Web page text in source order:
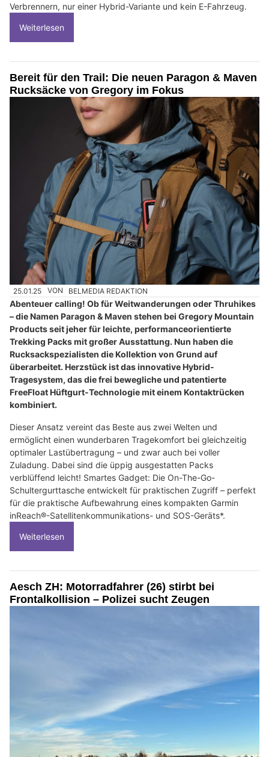
Verbrennern, nur einer Hybrid-Variante und kein E-Fahrzeug.
Weiterlesen
Bereit für den Trail: Die neuen Paragon & Maven
Rucksäcke von Gregory im Fokus
25.01.25 VON BELMEDIA REDAKTION
Abenteuer calling! Ob für Weitwanderungen oder Thruhikes
– die Namen Paragon & Maven stehen bei Gregory Mountain
Products seit jeher für leichte, performanceorientierte
Trekking Packs mit großer Ausstattung. Nun haben die
Rucksackspezialisten die Kollektion von Grund auf
überarbeitet. Herzstück ist das innovative Hybrid-
Tragesystem, das die frei bewegliche und patentierte
FreeFloat Hüftgurt-Technologie mit einem Kontaktrücken
kombiniert.
Dieser Ansatz vereint das Beste aus zwei Welten und
ermöglicht einen wunderbaren Tragekomfort bei gleichzeitig
optimaler Lastübertragung – und zwar auch bei voller
Zuladung. Dabei sind die üppig ausgestatten Packs
verblüffend leicht! Smartes Gadget: Die On-The-Go-
Schultergurttasche entwickelt für praktischen Zugriff – perfekt
für die praktische Aufbewahrung eines kompakten Garmin
inReach®-Satellitenkommunikations- und SOS-Geräts*.
Weiterlesen
Aesch ZH: Motorradfahrer (26) stirbt bei
Frontalkollision – Polizei sucht Zeugen